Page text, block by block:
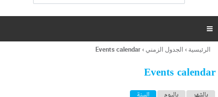
ت
ر
ل
ح

أنت
هنا
الرئيسية › الجدول الزمني ›
Events calendar
Events calendar